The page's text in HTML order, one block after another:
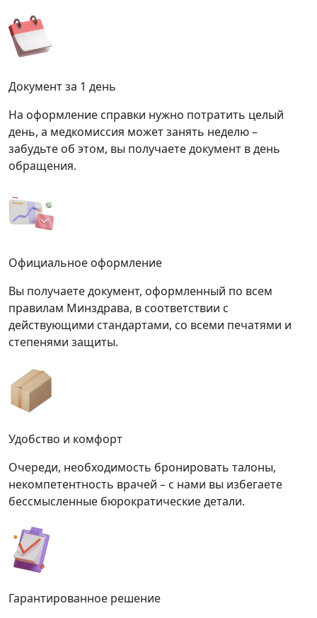
Документ за 1 день
На оформление справки нужно потратить целый
день, а медкомиссия может занять неделю –
забудьте об этом, вы получаете документ в день
обращения.
Официальное оформление
Вы получаете документ, оформленный по всем
правилам Минздрава, в соответствии с
действующими стандартами, со всеми печатями и
степенями защиты.
Удобство и комфорт
Очереди, необходимость бронировать талоны,
некомпетентность врачей – с нами вы избегаете
бессмысленные бюрократические детали.
Гарантированное решение